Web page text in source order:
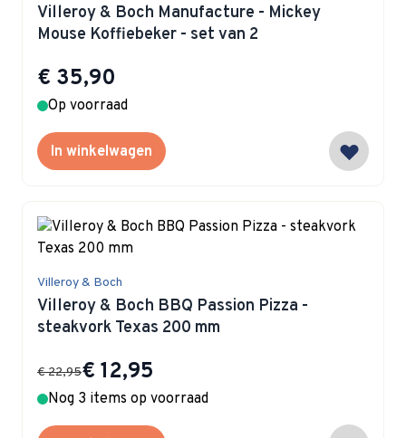
Villeroy & Boch Manufacture - Mickey
Mouse Koffiebeker - set van 2
€ 35,90
Op voorraad
In winkelwagen
Villeroy & Boch
Villeroy & Boch BBQ Passion Pizza -
steakvork Texas 200 mm
Special Price
€ 12,95
€ 22,95
Nog 3 items op voorraad